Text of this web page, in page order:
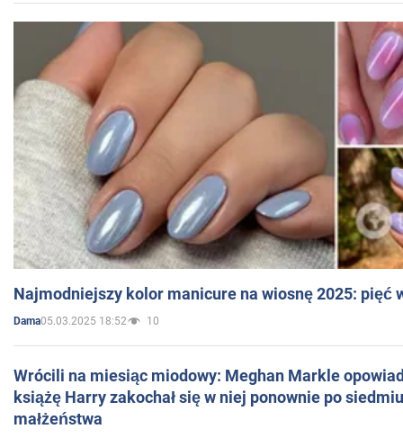
Najmodniejszy kolor manicure na wiosnę 2025: pięć
Dama05.03.2025 18:52 10
Wrócili na miesiąc miodowy: Meghan Markle
książę Harry zakochał się w niej ponownie po
małżeństwa